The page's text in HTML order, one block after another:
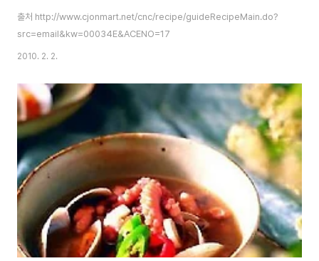
출처 http://www.cjonmart.net/cnc/recipe/guideRecipeMain.do?
src=email&kw=00034E&ACENO=17
2010. 2. 2.